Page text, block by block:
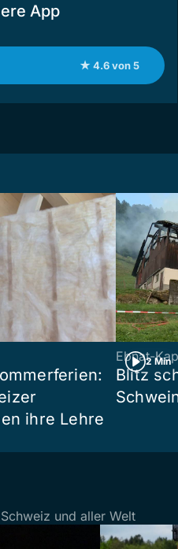
App
★ 4.6 von 5
ihre Lehre
2 Min
Ebnat-
Blitz
und aller Welt